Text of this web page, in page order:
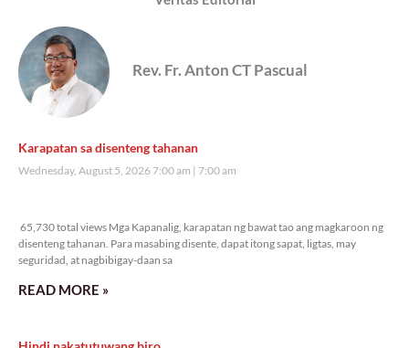
Rev. Fr. Anton CT Pascual
Karapatan sa disenteng tahanan
Wednesday, August 5, 2026 7:00 am 7:00 am
65,730 total views Mga Kapanalig, karapatan ng bawat tao ang magkaroon ng
disenteng tahanan. Para masabing disente, dapat itong sapat, ligtas, may
seguridad, at nagbibigay-daan sa
READ MORE »